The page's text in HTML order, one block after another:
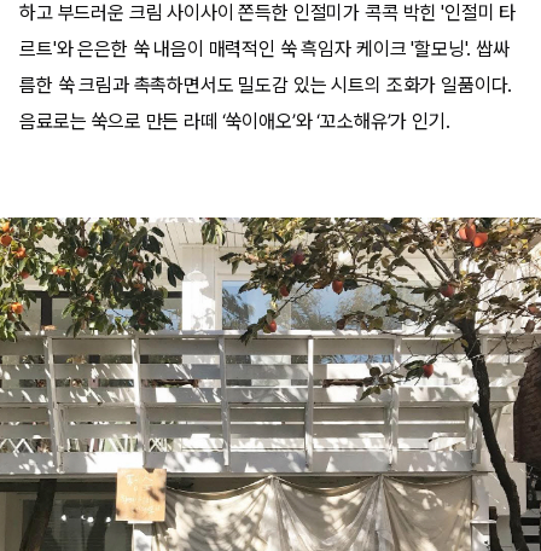
하고 부드러운 크림 사이사이 쫀득한 인절미가 콕콕 박힌 '인절미 타
르트'와 은은한 쑥 내음이 매력적인 쑥 흑임자 케이크 '할모닝'. 쌉싸
름한 쑥 크림과 촉촉하면서도 밀도감 있는 시트의 조화가 일품이다.
음료로는 쑥으로 만든 라떼 ‘쑥이애오’와 ‘꼬소해유’가 인기.